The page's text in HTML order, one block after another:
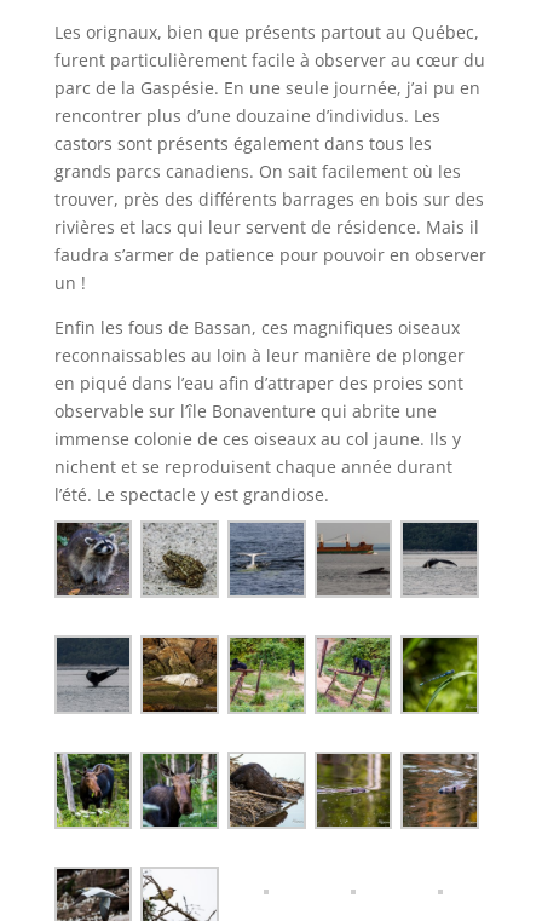
Les orignaux, bien que présents partout au Québec,
furent particulièrement facile à observer au cœur du
parc de la Gaspésie. En une seule journée, j’ai pu en
rencontrer plus d’une douzaine d’individus. Les
castors sont présents également dans tous les
grands parcs canadiens. On sait facilement où les
trouver, près des différents barrages en bois sur des
rivières et lacs qui leur servent de résidence. Mais il
faudra s’armer de patience pour pouvoir en observer
un !
Enfin les fous de Bassan, ces magnifiques oiseaux
reconnaissables au loin à leur manière de plonger
en piqué dans l’eau afin d’attraper des proies sont
observable sur l’île Bonaventure qui abrite une
immense colonie de ces oiseaux au col jaune. Ils y
nichent et se reproduisent chaque année durant
l’été. Le spectacle y est grandiose.